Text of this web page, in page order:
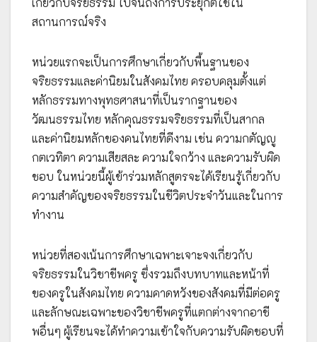
สถานการณ์จริง
หน่วยแรกจะเป็นการศึกษาเกี่ยวกับพื้นฐานของ
จริยธรรมและค่านิยมในสังคมไทย ครอบคลุมตั้งแต่
หลักธรรมทางพุทธศาสนาที่เป็นรากฐานของ
วัฒนธรรมไทย หลักคุณธรรมจริยธรรมที่เป็นสากล
และค่านิยมหลักของคนไทยที่ดีงาม เช่น ความกตัญญู
กตเวทิตา ความเสียสละ ความใจกว้าง และความรับผิด
ชอบ ในหน่วยนี้ผู้เข้าร่วมหลักสูตรจะได้เรียนรู้เกี่ยวกับ
ความสำคัญของจริยธรรมในชีวิตประจำวันและในการ
ทำงาน
หน่วยที่สองเน้นการศึกษาเฉพาะเจาะจงเกี่ยวกับ
จริยธรรมในวิชาชีพครู ซึ่งรวมถึงบทบาทและหน้าที่
ของครูในสังคมไทย ความคาดหวังของสังคมที่มีต่อครู
และลักษณะเฉพาะของวิชาชีพครูที่แตกต่างจากอาชี
พอื่นๆ ผู้เรียนจะได้ทำความเข้าใจกับความรับผิดชอบที่